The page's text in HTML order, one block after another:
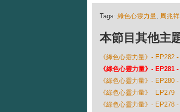
Tags: 綠色心靈力量, 周兆祥
本節目其他主
《綠色心靈力量》- EP282
《綠色心靈力量》- EP281
《綠色心靈力量》- EP280
《綠色心靈力量》- EP279
《綠色心靈力量》- EP278